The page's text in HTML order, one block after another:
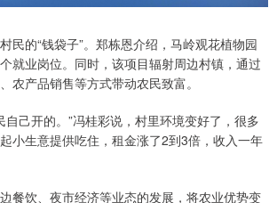
民的“钱袋子”。郑栋恩介绍，马岭观花植物园
就业岗位。同时，该项目辐射周边村镇，通过
农产品销售等方式带动农民致富。
自己开的。”冯桂彩说，村里环境变好了，很多
小生意提供吃住，租金涨了2到3倍，收入一年
餐饮、夜市经济等业态的发展，将农业优势变